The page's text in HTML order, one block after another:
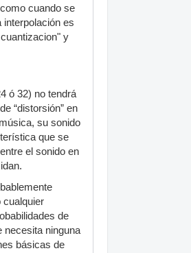
cuando se
es
y
ó 32) no tendrá
“distorsión” en
su sonido
que se
el sonido en
cualquier
de
necesita ninguna
básicas de